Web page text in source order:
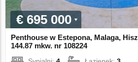
€ 695 000
Penthouse w Estepona, Malaga,
144.87 mkw. nr 108224